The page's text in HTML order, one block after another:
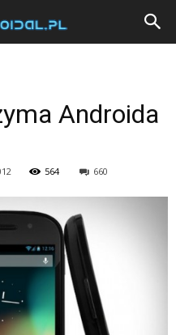
Androida
564 660